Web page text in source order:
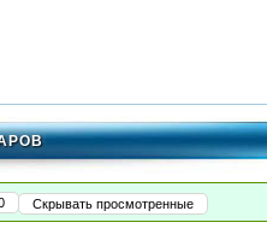
Скрывать просмотренные